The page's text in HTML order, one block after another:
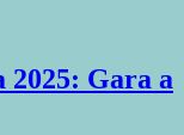
Gara a